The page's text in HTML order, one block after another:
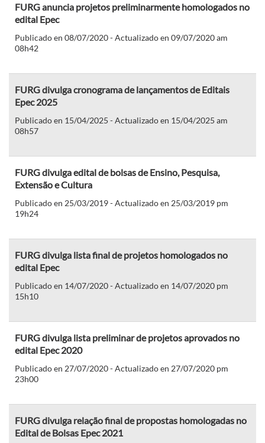
FURG anuncia projetos preliminarmente homologados no
edital Epec
Publicado en 08/07/2020 - Actualizado en 09/07/2020 am
08h42
FURG divulga cronograma de lançamentos de Editais
Epec 2025
Publicado en 15/04/2025 - Actualizado en 15/04/2025 am
08h57
FURG divulga edital de bolsas de Ensino, Pesquisa,
Extensão e Cultura
Publicado en 25/03/2019 - Actualizado en 25/03/2019 pm
19h24
FURG divulga lista final de projetos homologados no
edital Epec
Publicado en 14/07/2020 - Actualizado en 14/07/2020 pm
15h10
FURG divulga lista preliminar de projetos aprovados no
edital Epec 2020
Publicado en 27/07/2020 - Actualizado en 27/07/2020 pm
23h00
FURG divulga relação final de propostas homologadas no
Edital de Bolsas Epec 2021